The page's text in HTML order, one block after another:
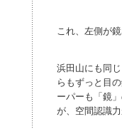
これ、左側が
浜田山にも同
らもずっと目
ーパーも「鏡
が、空間認識